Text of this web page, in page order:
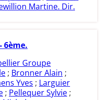
Martine. Dir.
6ème.
Groupe
; Bronner Alain ;
Yves ; Larguier
; Pellequer Sylvie ;